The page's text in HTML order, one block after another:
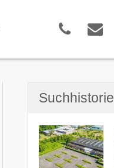
Suchhistorie